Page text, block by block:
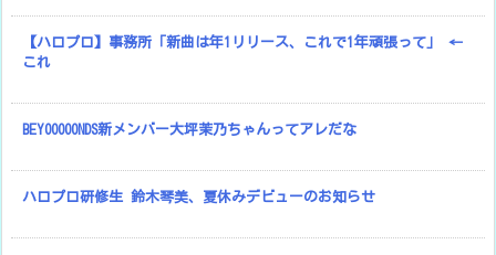
【ハロプロ】事務所「新曲は年1リリース、これで1年頑張って」 ←
これ
BEYOOOOONDS新メンバー大坪茉乃ちゃんってアレだな
ハロプロ研修生 鈴木琴美、夏休みデビューのお知らせ